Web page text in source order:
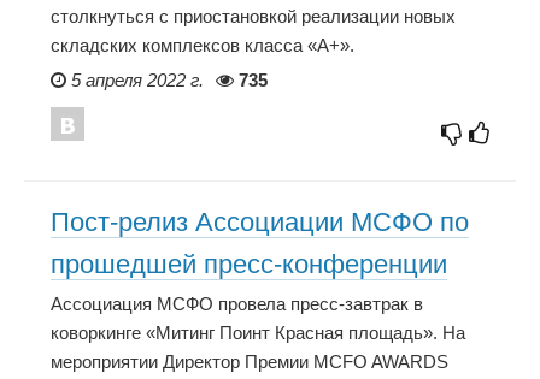
столкнуться с приостановкой реализации новых
складских комплексов класса «А+».
5 апреля 2022 г.
735
Пост-релиз Ассоциации МСФО по
прошедшей пресс-конференции
Ассоциация МСФО провела пресс-завтрак в
коворкинге «Митинг Поинт Красная площадь». На
мероприятии Директор Премии MCFO AWARDS